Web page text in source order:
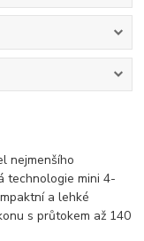
nejmenšího
technologie mini 4-
a lehké
s průtokem až 140